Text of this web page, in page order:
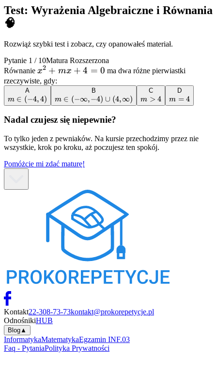
4 = 5
Test: Wyrażenia Algebraiczne i Równania
🧠
Rozwiąż szybki test i zobacz, czy opanowałeś materiał.
Pytanie 1 / 10Matura Rozszerzona
Równanie x^2
+
+ 4
= 0
x2 + mx + 4 = 0 ma dwa różne pierwiastki
rzeczywiste, gdy:
A
m
\in
(-4,
m ∈ (−4, 4)
B
m \in
(-
\infty,
-4)
\cup
(4,
\infty)
m ∈ (−∞, −4) ∪ (4, ∞)
C
m
>
m > 4
D
m
=
m = 4
Nadal czujesz się niepewnie?
To tylko jeden z pewniaków. Na kursie przechodzimy przez nie
wszystkie, krok po kroku, aż poczujesz ten spokój.
Pomóżcie mi zdać maturę!
Kontakt22-308-73-73kontakt@prokorepetycje.pl
OdnośnikiHUB
Blog▲
InformatykaMatematykaEgzamin INF.03
Faq - PytaniaPolityka Prywatności